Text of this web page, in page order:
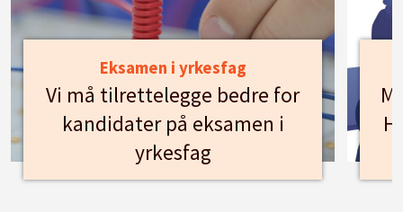
Eksamen i yrkesfag
Vi må tilrettelegge bedre for
kandidater på eksamen i
yrkesfag